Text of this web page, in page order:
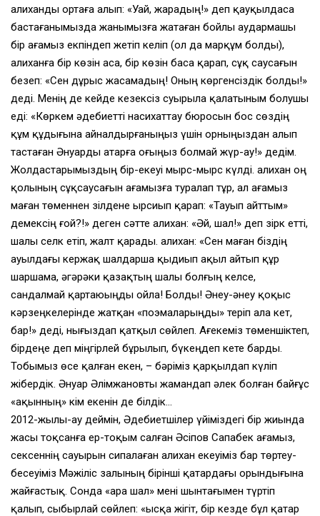
Қалиханды ортаға алып: «Уай, жарадың!» деп қауқылдаса
бастағанымызда жанымызға жатаған бойлы аудармашы
бір ағамыз екпіндеп жетіп келіп (ол да марқұм болды),
Қалиханға бір көзін аса, бір көзін баса қарап, сұқ саусағын
безеп: «Сен дұрыс жасамадың! Оның көргенсіздік болды!»
деді. Менің де кейде кезексіз суырыла қалатыным болушы
еді: «Көркем әдебиетті насихаттау бюросын бос сөздің
құм құдығына айналдырғаныңыз үшін орныңыздан алып
тастаған Әнуарды атарға оғыңыз болмай жүр-ау!» дедім.
Жолдастарымыздың бір-екеуі мырс-мырс күлді. Қалихан оң
қолының сұқсаусағын ағамызға туралап тұр, ал ағамыз
маған төменнен зілдене ырсиып қарап: «Тауып айттым»
демексің ғой?!» деген сәтте Қалихан: «Әй, шал!» деп зірк етті,
шалы селк етіп, жалт қарады. Қалихан: «Сен маған біздің
ауылдағы кержақ шалдарша қыдиып ақыл айтып құр
шаршама, әгәрәки қазақтың шалы болғың келсе,
сандалмай қартаюыңды ойла! Болды! Әнеу-әнеу қоқыс
кәрзеңкелерінде жатқан «поэмаларыңды» теріп ала кет,
бар!» деді, нығыздап қатқыл сөйлеп. Ағекеміз төменшіктеп,
бірдеңе деп міңгірлей бұрылып, бүкеңдеп кете барды.
Тобымыз өсе қалған екен, – бәріміз қарқылдап күліп
жібердік. Әнуар Әлімжановты жамандап әлек болған байғұс
«ақынның» кім екенін де білдік…
2012-жылы-ау деймін, Әдебиетшілер үйіміздегі бір жиында
жасы тоқсанға ер-тоқым салған Әсіпов Сапабек ағамыз,
сексеннің сауырын сипалаған Қалихан екеуіміз бар төртеу-
бесеуіміз Мәжіліс залының бірінші қатардағы орындығына
жайғастық. Сонда «Қара шал» мені шынтағымен түртіп
қалып, сыбырлай сөйлеп: «Қысқа жігіт, бір кезде бұл қатар